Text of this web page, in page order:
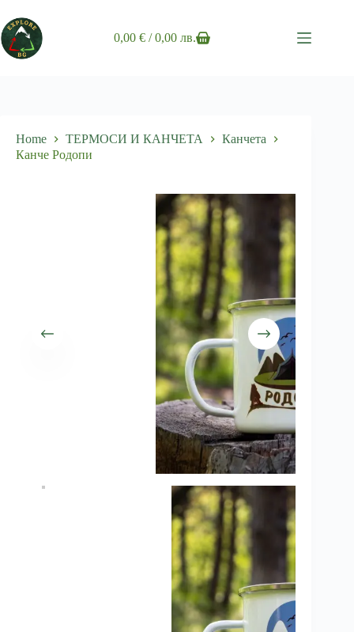
to
content
Shopping
0,00€ / 0,00 лв.
Home ТЕРМОСИ И КАНЧЕТА
Канчета
Канче Родопи